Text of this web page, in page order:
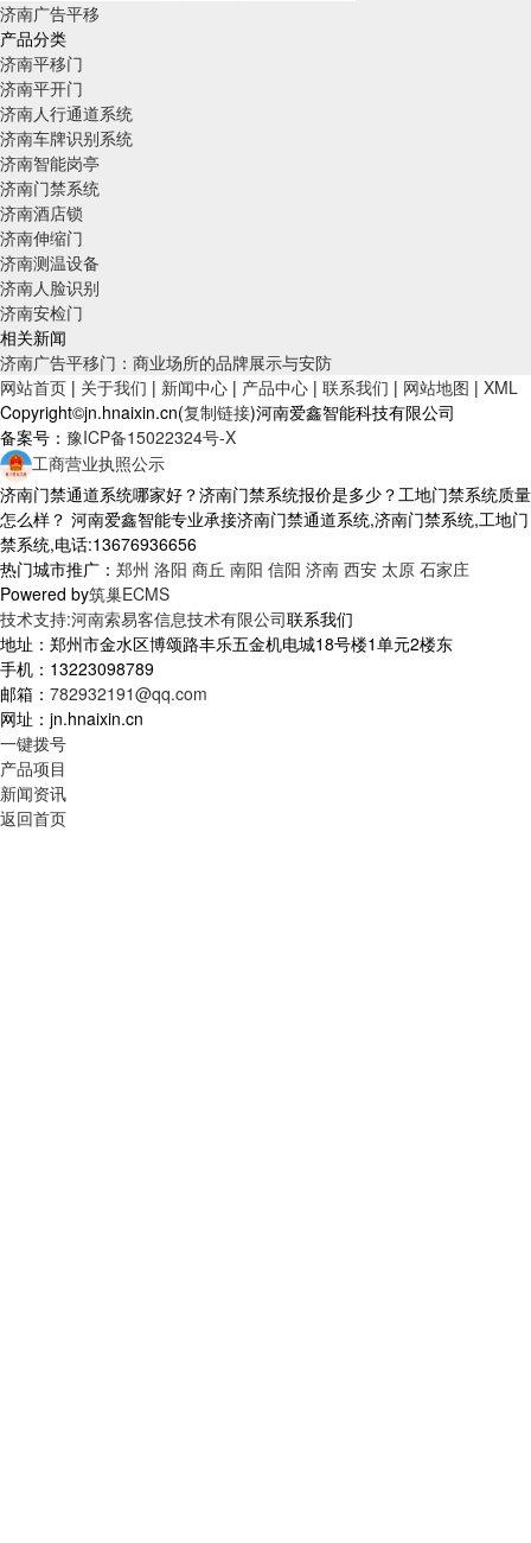
济南广告平移
产品分类
济南平移门
济南平开门
济南人行通道系统
济南车牌识别系统
济南智能岗亭
济南门禁系统
济南酒店锁
济南伸缩门
济南测温设备
济南人脸识别
济南安检门
相关新闻
济南广告平移门：商业场所的品牌展示与安防
网站首页 | 关于我们 | 新闻中心 | 产品中心 | 联系我们 | 网站地图 | XML
Copyright©jn.hnaixin.cn(复制链接)河南爱鑫智能科技有限公司
备案号： 豫ICP备15022324号-X
工商营业执照公示
济南门禁通道系统哪家好？济南门禁系统报价是多少？工地门禁系统质量
怎么样？ 河南爱鑫智能专业承接济南门禁通道系统,济南门禁系统,工地门
禁系统,电话:13676936656
热门城市推广： 郑州 洛阳 商丘 南阳 信阳 济南 西安 太原 石家庄
Powered by筑巢ECMS
技术支持:河南索易客信息技术有限公司联系我们
地址：郑州市金水区博颂路丰乐五金机电城18号楼1单元2楼东
手机：13223098789
邮箱： 782932191@qq.com
网址：jn.hnaixin.cn
一键拨号
产品项目
新闻资讯
返回首页